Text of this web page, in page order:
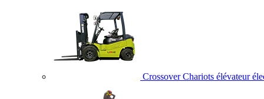
Crossover Chariots élévateur